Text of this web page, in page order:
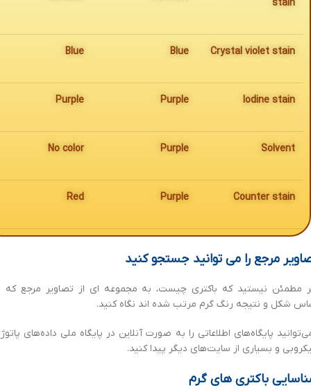
stain
Crystal violet stain
Blue
Blue
Iodine stain
Purple
Purple
Solvent
Purple
No color
Counter stain
Purple
Red
مرجع را می توانید جستجو کنید
مطمئن نیستید که باکتری چیست، به مجموعه ای از تصاویر مرجع که
شکل و نتیجه رنگ گرم مرتب شده اند نگاه کنید.
پایگاه‌های اطلاعاتی را به صورت آنلاین در پایگاه ملی داده‌های
و بسیاری از سایت‌های دیگر پیدا کنید.
باکتری های گرم